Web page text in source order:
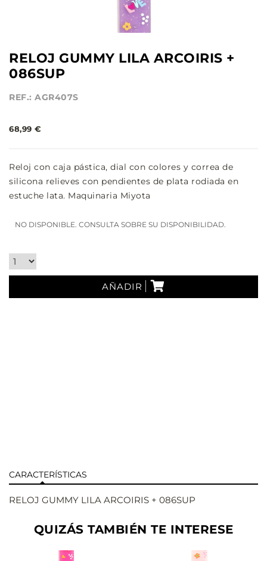
RELOJ GUMMY LILA ARCOIRIS +
086SUP
REF.: AGR407S
68,99 €
Reloj con caja pástica, dial con colores y correa de
silicona relieves con pendientes de plata rodiada en
estuche lata. Maquinaria Miyota
NO DISPONIBLE. CONSULTA SOBRE SU DISPONIBILIDAD.
AÑADIR
CARACTERÍSTICAS
RELOJ GUMMY LILA ARCOIRIS + 086SUP
QUIZÁS TAMBIÉN TE INTERESE